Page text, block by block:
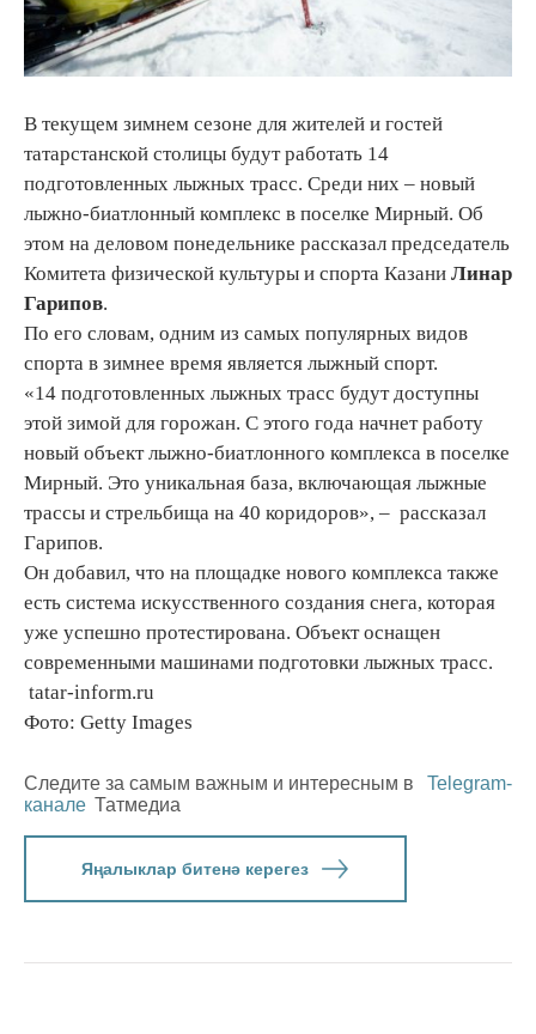
В текущем зимнем сезоне для жителей и гостей
татарстанской столицы будут работать 14
подготовленных лыжных трасс. Среди них – новый
лыжно-биатлонный комплекс в поселке Мирный. Об
этом на деловом понедельнике рассказал председатель
Комитета физической культуры и спорта Казани Линар
Гарипов.
По его словам, одним из самых популярных видов
спорта в зимнее время является лыжный спорт.
«14 подготовленных лыжных трасс будут доступны
этой зимой для горожан. С этого года начнет работу
новый объект лыжно-биатлонного комплекса в поселке
Мирный. Это уникальная база, включающая лыжные
трассы и стрельбища на 40 коридоров», – рассказал
Гарипов.
Он добавил, что на площадке нового комплекса также
есть система искусственного создания снега, которая
уже успешно протестирована. Объект оснащен
современными машинами подготовки лыжных трасс.
tatar-inform.ru
Фото: Getty Images
Следите за самым важным и интересным в
Telegram-
канале Татмедиа
Яңалыклар битенә керегез